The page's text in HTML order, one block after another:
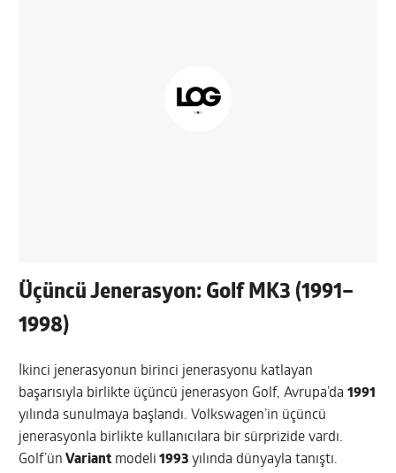
Üçüncü Jenerasyon: Golf MK3 (1991–
1998)
İkinci jenerasyonun birinci jenerasyonu katlayan
başarısıyla birlikte üçüncü jenerasyon Golf, Avrupa’da1991
yılında sunulmaya başlandı. Volkswagen’in üçüncü
jenerasyonla birlikte kullanıcılara bir sürprizide vardı.
Golf’ün Variant modeli 1993yılında dünyayla tanıştı.